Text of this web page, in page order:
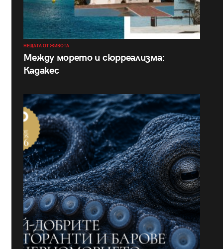
НЕЩАТА ОТ ЖИВОТА
Между морето и сюрреализма:
Кадакес